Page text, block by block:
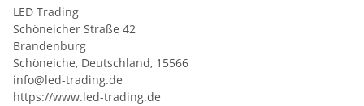
LED Trading
Schöneicher Straße 42
Brandenburg
Schöneiche, Deutschland, 15566
info@led-trading.de
https://www.led-trading.de